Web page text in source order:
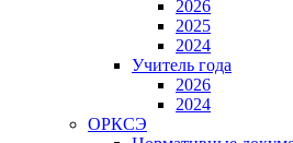
2026
2025
2024
Учитель года
2026
2024
ОРКСЭ